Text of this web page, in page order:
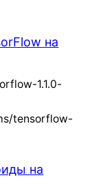
на
1.1.0-
tensorflow-
на